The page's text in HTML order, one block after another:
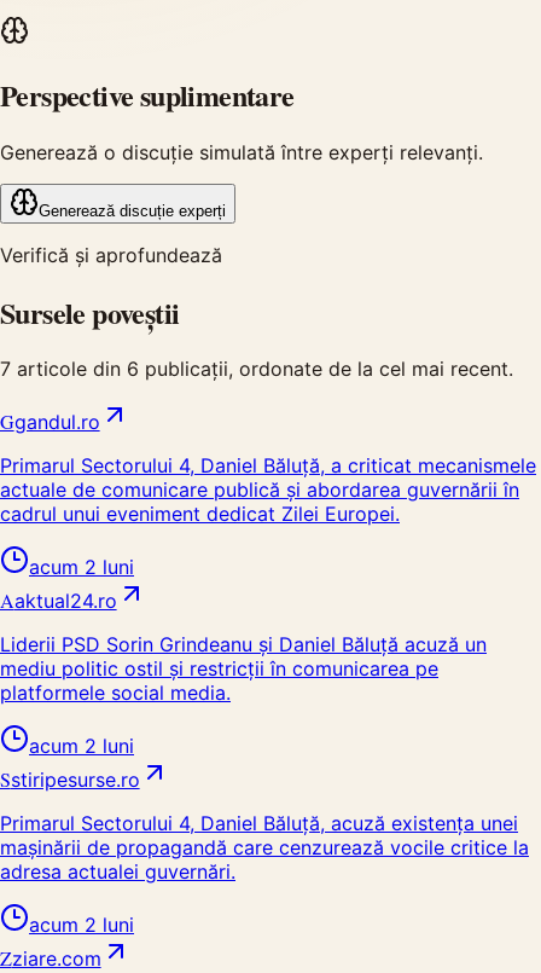
Perspective suplimentare
Generează o discuție simulată între experți relevanți.
Generează discuție experți
Verifică și aprofundează
Sursele poveștii
7 articole din 6 publicații, ordonate de la cel mai recent.
Ggandul.ro
Primarul Sectorului 4, Daniel Băluță, a criticat mecanismele
actuale de comunicare publică și abordarea guvernării în
cadrul unui eveniment dedicat Zilei Europei.
acum 2 luni
Aaktual24.ro
Liderii PSD Sorin Grindeanu și Daniel Băluță acuză un
mediu politic ostil și restricții în comunicarea pe
platformele social media.
acum 2 luni
Sstiripesurse.ro
Primarul Sectorului 4, Daniel Băluță, acuză existența unei
mașinării de propagandă care cenzurează vocile critice la
adresa actualei guvernări.
acum 2 luni
Zziare.com